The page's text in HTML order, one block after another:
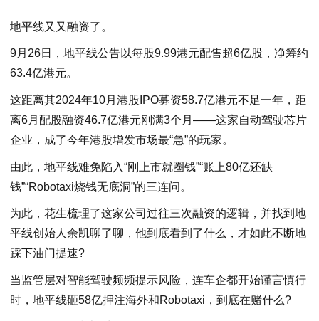
地平线又又融资了。
9月26日，地平线公告以每股9.99港元配售超6亿股，净筹约
63.4亿港元。
这距离其2024年10月港股IPO募资58.7亿港元不足一年，距
离6月配股融资46.7亿港元刚满3个月——这家自动驾驶芯片
企业，成了今年港股增发市场最“急”的玩家。
由此，地平线难免陷入“刚上市就圈钱”“账上80亿还缺
钱”“Robotaxi烧钱无底洞”的三连问。
为此，花生梳理了这家公司过往三次融资的逻辑，并找到地
平线创始人余凯聊了聊，他到底看到了什么，才如此不断地
踩下油门提速?
当监管层对智能驾驶频频提示风险，连车企都开始谨言慎行
时，地平线砸58亿押注海外和Robotaxi，到底在赌什么?